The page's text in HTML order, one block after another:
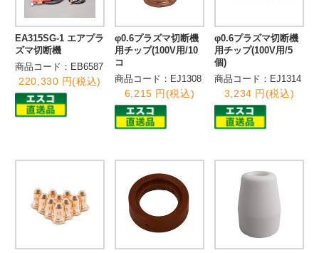
EA315SG-1 エアプラ
ズマ切断機
商品コード：EB6587
220,330 円(税込)
φ0.6プラズマ切断機
用チップ(100V用/10
コ
商品コード：EJ1308
6,215 円(税込)
φ0.6プラズマ切断機
用チップ(100V用/5
個)
商品コード：EJ1314
3,234 円(税込)